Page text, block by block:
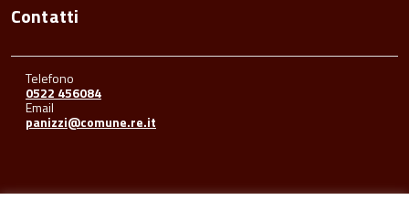
Contatti
Telefono
0522 456084
Email
panizzi@comune.re.it